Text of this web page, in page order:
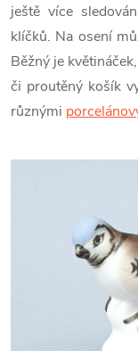
ještě více
klíčků. Na osení
Běžný je
či proutěný košík
různými